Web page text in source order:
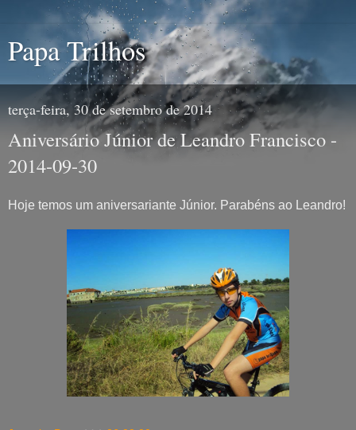
Papa Trilhos
terça-feira, 30 de setembro de 2014
Aniversário Júnior de Leandro Francisco -
2014-09-30
Hoje temos um aniversariante Júnior. Parabéns ao Leandro!